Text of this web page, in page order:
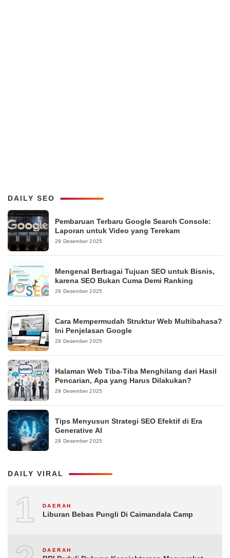
DAILY SEO
Pembaruan Terbaru Google Search Console:
Laporan untuk Video yang Terekam
29 Desember 2025
Mengenal Berbagai Tujuan SEO untuk Bisnis,
karena SEO Bukan Cuma Demi Ranking
29 Desember 2025
Cara Mempermudah Struktur Web Multibahasa?
Ini Penjelasan Google
29 Desember 2025
Halaman Web Tiba-Tiba Menghilang dari Hasil
Pencarian, Apa yang Harus Dilakukan?
29 Desember 2025
Tips Menyusun Strategi SEO Efektif di Era
Generative AI
29 Desember 2025
DAILY VIRAL
1 DAERAH
Liburan Bebas Pungli Di Caimandala Camp
DAERAH